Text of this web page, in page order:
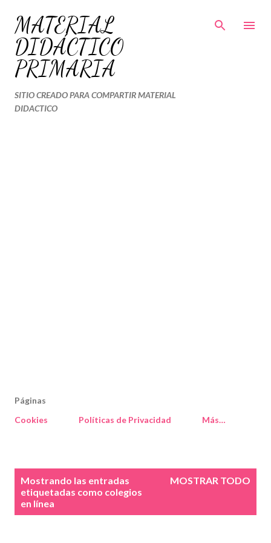
Ir al contenido principal
MATERIAL
DIDÁCTICO
PRIMARIA
SITIO CREADO PARA COMPARTIR MATERIAL
DIDACTICO
Páginas
Cookies
Políticas de Privacidad Más…
Mostrando las entradas
etiquetadas como colegios
en línea
MOSTRAR TODO